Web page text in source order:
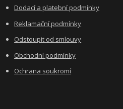
Dodací a platební podmínky
Reklamační podmínky
Odstoupit od smlouvy
Obchodní podmínky
Ochrana soukromí